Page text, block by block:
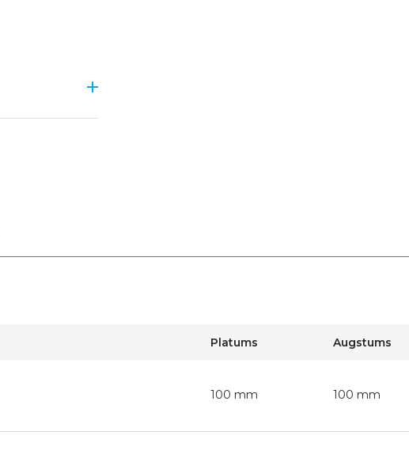
Platums Augstums
100 mm 100 mm